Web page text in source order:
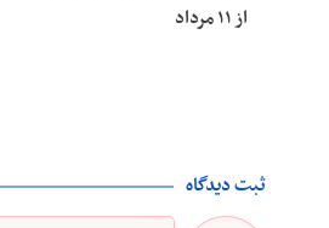
از ۱۱ مرداد
ثبت دیدگاه